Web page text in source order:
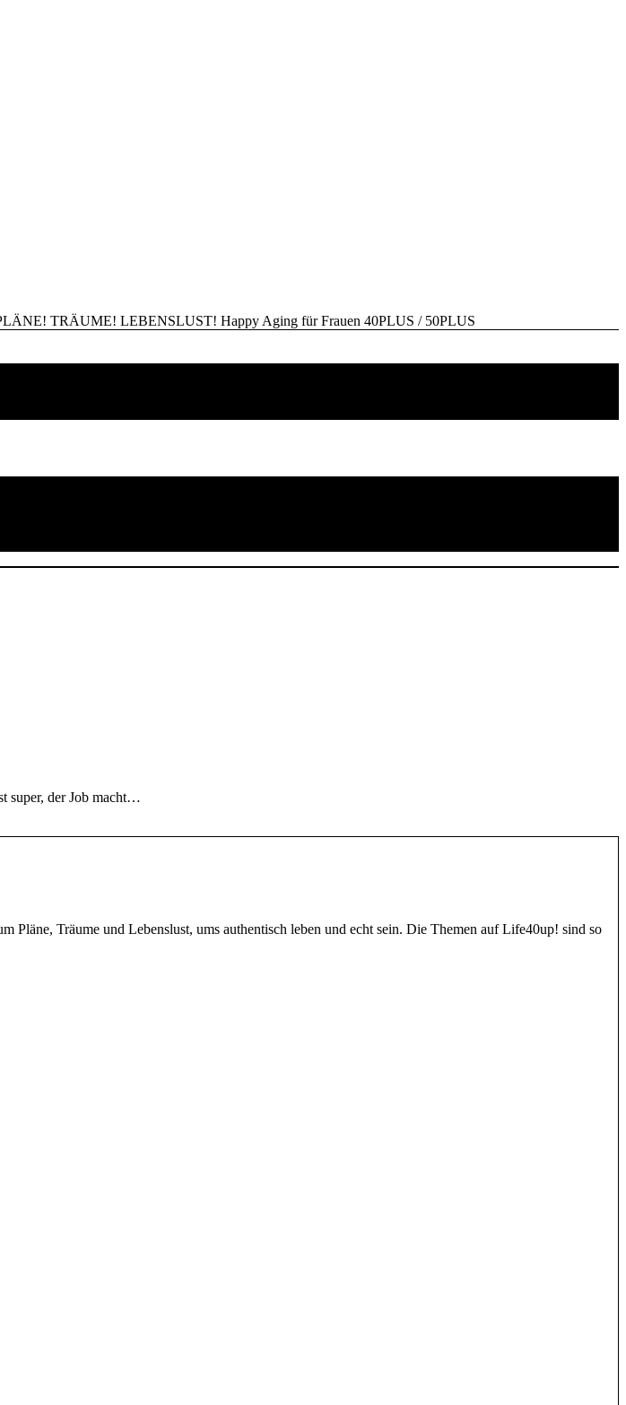
TRÄUME! LEBENSLUST! Happy Aging für Frauen 40PLUS / 50PLUS
super, der Job macht…
Träume und Lebenslust, ums authentisch leben und echt sein. Die Themen auf Life40up! sind so